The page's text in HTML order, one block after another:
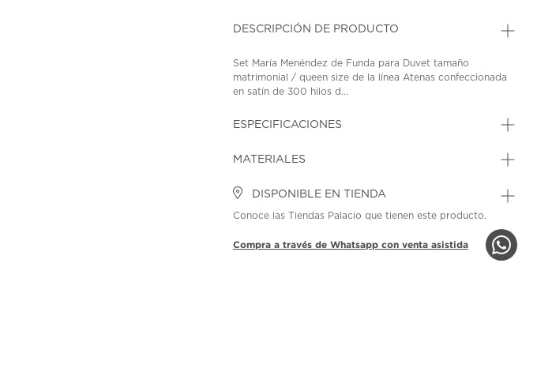
DESCRIPCIÓN DE PRODUCTO
Set María Menéndez de Funda para Duvet tamaño
matrimonial / queen size de la línea Atenas confeccionada
en satín de 300 hilos d...
ESPECIFICACIONES
MATERIALES
DISPONIBLE EN TIENDA
Conoce las Tiendas Palacio que tienen este producto.
Compra a través de Whatsapp con venta asistida